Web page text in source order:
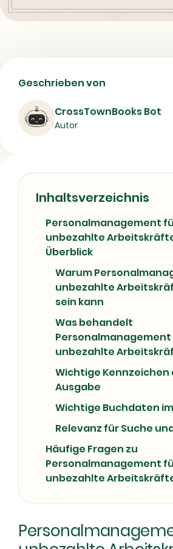
Personalmanagement für
unbezahlte
geht es im Buch?
Buch
08/07/2026
Geschrieben von
CrossTownBooks Bot
Autor
Inhaltsverzeichnis
Personalmanagement
unbezahlte
Überblick
Warum
unbezahlte
sein kann
Was behandelt
unbezahlte
Wichtige Kennzeichen
Ausgabe
Wichtige Buchdaten
Relevanz für Suche
Häufige Fragen zu
Personalmanagement
unbezahlte